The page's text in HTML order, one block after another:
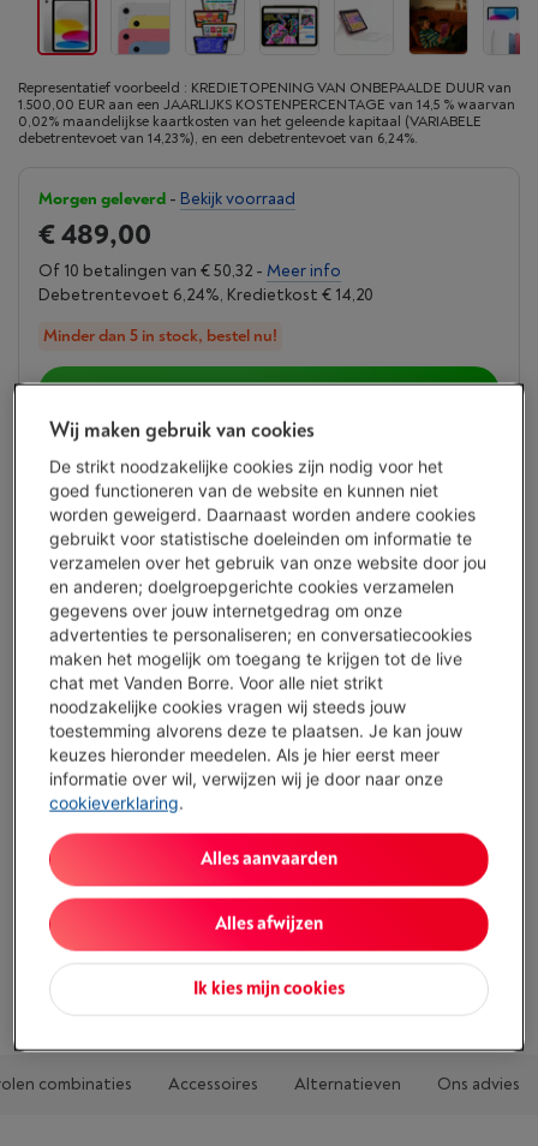
Representatief voorbeeld : KREDIETOPENING VAN ONBEPAALDE DUUR van
1.500,00 EUR aan een JAARLIJKS KOSTENPERCENTAGE van 14,5 % waarvan
0,02% maandelijkse kaartkosten van het geleende kapitaal (VARIABELE
debetrentevoet van 14,23%), en een debetrentevoet van 6,24%.
Morgen geleverd - Bekijk voorraad
€ 489,00
Of 10 betalingen van € 50,32 - Meer info
Debetrentevoet 6,24%, Kredietkost € 14,20
Minder dan 5 in stock, bestel nu!
Koop nu
Vergelijken
Troeven
A16-chip: voer veeleisende applicaties uit en multitask
zonder vertraging
Veelzijdigheid: deze iPad ondersteunt bepaalde Apple
Pencil en Magic Keyboard Folio, perfect voor het maken
van notities en tekenen
12-MP-groothoekcamera aan de achterkant: maak foto's
en video's van hoge kwaliteit, ideaal voor het scannen van
documenten en het maken van 4K-content
Toon alle specificaties
Bestaat ook in andere kleuren
combinaties Accessoires Alternatieven Ons advies
Wij maken gebruik van cookies
De strikt noodzakelijke cookies zijn nodig voor het
goed functioneren van de website en kunnen niet
worden geweigerd. Daarnaast worden andere cookies
gebruikt voor statistische doeleinden om informatie te
verzamelen over het gebruik van onze website door jou
en anderen; doelgroepgerichte cookies verzamelen
gegevens over jouw internetgedrag om onze
advertenties te personaliseren; en conversatiecookies
maken het mogelijk om toegang te krijgen tot de live
chat met Vanden Borre. Voor alle niet strikt
noodzakelijke cookies vragen wij steeds jouw
toestemming alvorens deze te plaatsen. Je kan jouw
keuzes hieronder meedelen. Als je hier eerst meer
informatie over wil, verwijzen wij je door naar onze
cookieverklaring.
Ik kies mijn cookies
Alles afwijzen
Alles aanvaarden